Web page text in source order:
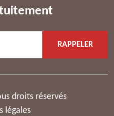
droits réservés
légales